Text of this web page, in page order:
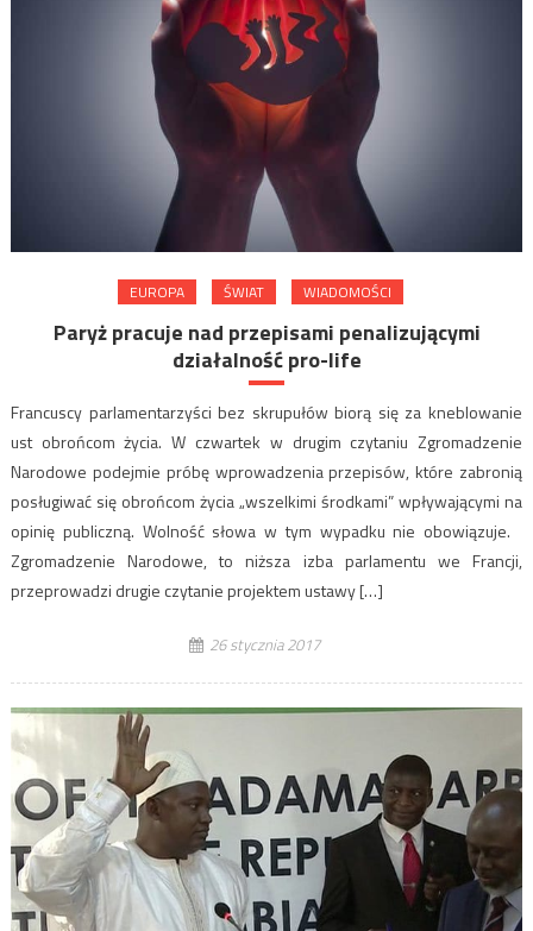
EUROPA ŚWIAT WIADOMOŚCI
Paryż pracuje nad przepisami penalizującymi
działalność pro-life
Francuscy parlamentarzyści bez skrupułów biorą się za kneblowanie
ust obrońcom życia. W czwartek w drugim czytaniu Zgromadzenie
Narodowe podejmie próbę wprowadzenia przepisów, które zabronią
posługiwać się obrońcom życia „wszelkimi środkami” wpływającymi na
opinię publiczną. Wolność słowa w tym wypadku nie obowiązuje.
Zgromadzenie Narodowe, to niższa izba parlamentu we Francji,
przeprowadzi drugie czytanie projektem ustawy […]
26 stycznia 2017